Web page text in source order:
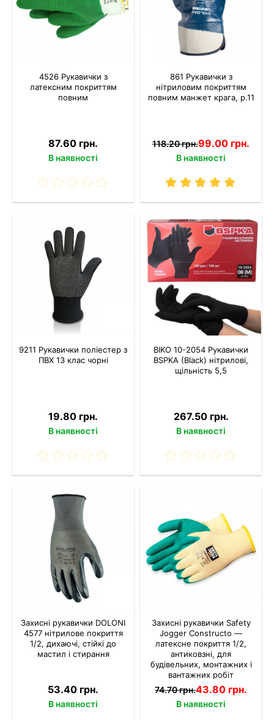
4526 Рукавички з
латексним покриттям
повним
87.60 грн.
В наявності
861 Рукавички з
нітриловим покриттям
повним манжет крага, р.11
99.00 грн.
118.20 грн.
В наявності
9211 Рукавички поліестер з
ПВХ 13 клас чорні
19.80 грн.
В наявності
BIKO 10-2054 Рукавички
BSPKA (Black) нітрилові,
щільність 5,5
267.50 грн.
В наявності
Захисні рукавички DOLONI
4577 нітрилове покриття
1/2, дихаючі, стійкі до
мастил і стирання
53.40 грн.
В наявності
Захисні рукавички Safety
Jogger Constructo —
латексне покриття 1/2,
антиковзні, для
будівельних, монтажних і
вантажних робіт
43.80 грн.
74.70 грн.
В наявності